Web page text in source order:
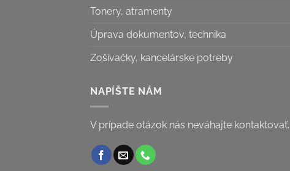
Tonery, atramenty
Úprava dokumentov, technika
Zošívačky, kancelárske potreby
NAPÍŠTE NÁM
V prípade otázok nás neváhajte kontaktovať.